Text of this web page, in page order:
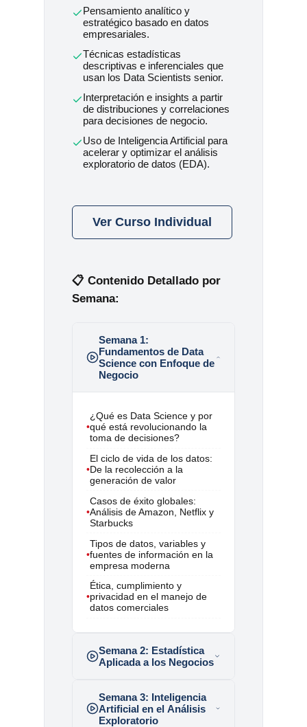
Pensamiento analítico y
estratégico basado en datos
empresariales.
Técnicas estadísticas
descriptivas e inferenciales que
usan los Data Scientists senior.
Interpretación e insights a partir
de distribuciones y correlaciones
para decisiones de negocio.
Uso de Inteligencia Artificial para
acelerar y optimizar el análisis
exploratorio de datos (EDA).
Ver Curso Individual
📋 Contenido Detallado por
Semana:
Semana 1:
Fundamentos de Data
Science con Enfoque de
Negocio
•
¿Qué es Data Science y por
qué está revolucionando la
toma de decisiones?
•
El ciclo de vida de los datos:
De la recolección a la
generación de valor
•
Casos de éxito globales:
Análisis de Amazon, Netflix y
Starbucks
•
Tipos de datos, variables y
fuentes de información en la
empresa moderna
•
Ética, cumplimiento y
privacidad en el manejo de
datos comerciales
Semana 2: Estadística
Aplicada a los Negocios
Semana 3: Inteligencia
Artificial en el Análisis
Exploratorio